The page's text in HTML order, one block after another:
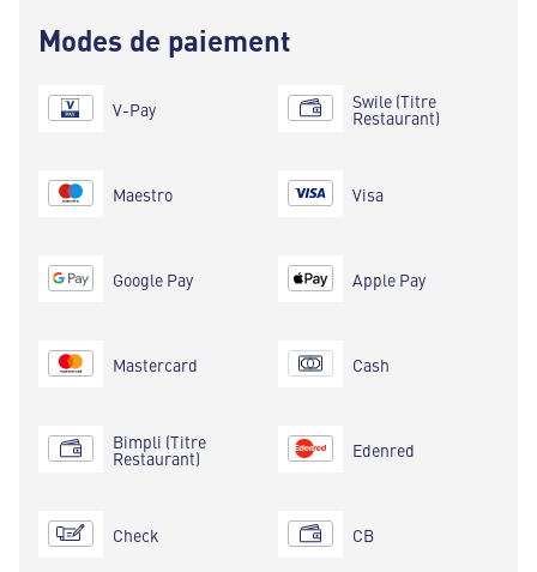
Modes de paiement
V-Pay
Maestro
Google Pay
Mastercard
Bimpli (Titre
Restaurant)
Check
Swile (Titre
Restaurant)
Visa
Apple Pay
Cash
Edenred
CB